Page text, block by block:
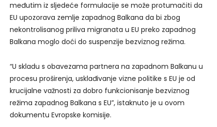
međutim iz sljedeće formulacije se može protumačiti da
EU upozorava zemlje zapadnog Balkana da bi zbog
nekontrolisanog priliva migranata u EU preko zapadnog
Balkana moglo doći do suspenzije bezviznog režima.
“U skladu s obavezama partnera na zapadnom Balkanu u
procesu proširenja, usklađivanje vizne politike s EU je od
krucijalne važnosti za dobro funkcionisanje bezviznog
režima zapadnog Balkana s EU”, istaknuto je u ovom
dokumentu Evropske komisije.